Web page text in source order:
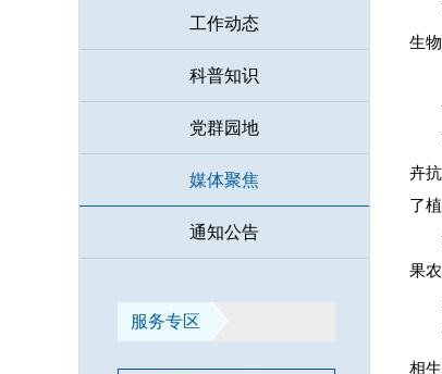
工作动态
科普知识
党群园地
媒体聚焦
通知公告
服务专区
生
卉
了
果
相